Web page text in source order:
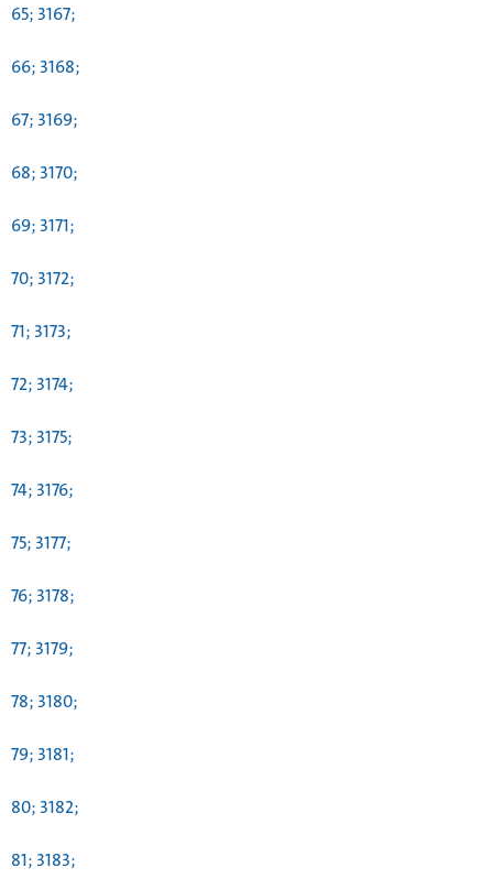
65; 3167;
66; 3168;
67; 3169;
68; 3170;
69; 3171;
70; 3172;
71; 3173;
72; 3174;
73; 3175;
74; 3176;
75; 3177;
76; 3178;
77; 3179;
78; 3180;
79; 3181;
80; 3182;
81; 3183;